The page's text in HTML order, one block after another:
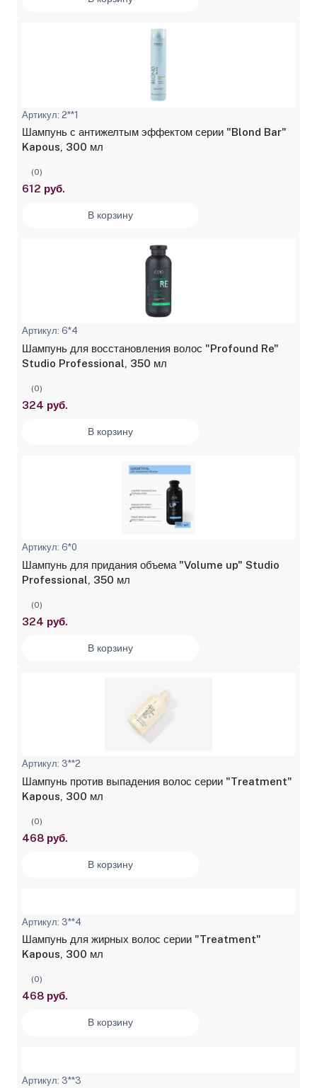
Артикул: 2**1
Шампунь с антижелтым эффектом серии "Blond Bar"
Kapous, 300 мл
(0)
612 руб.
В корзину
Артикул: 6*4
Шампунь для восстановления волос "Profound Re"
Studio Professional, 350 мл
(0)
324 руб.
В корзину
Артикул: 6*0
Шампунь для придания объема "Volume up" Studio
Professional, 350 мл
(0)
324 руб.
В корзину
Артикул: 3**2
Шампунь против выпадения волос серии "Treatment"
Kapous, 300 мл
(0)
468 руб.
В корзину
Артикул: 3**4
Шампунь для жирных волос серии "Treatment"
Kapous, 300 мл
(0)
468 руб.
В корзину
Артикул: 3**3